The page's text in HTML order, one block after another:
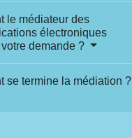
le médiateur des
électroniques
demande ?
se termine la médiation ?